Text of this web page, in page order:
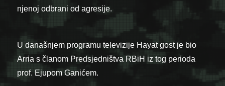
njenoj odbrani od agresije.
U današnjem programu televizije Hayat gost je bio
Arria s članom Predsjedništva RBiH iz tog perioda
prof. Ejupom Ganićem.